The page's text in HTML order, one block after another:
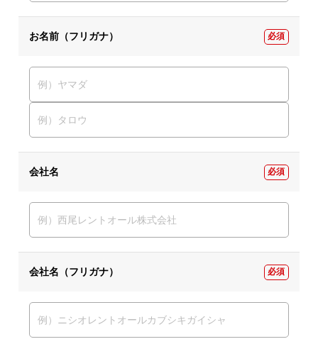
お名前（フリガナ） 必須
会社名 必須
会社名（フリガナ） 必須